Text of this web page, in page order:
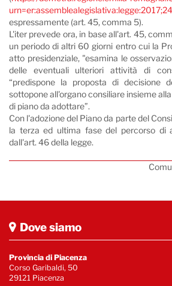
urn=er:assemblealegislativa:legge:2017;24
espressamente (art. 45, comma 5).
L'iter prevede ora, in base all'art. 45,
un periodo di altri 60 giorni entro cui la
atto presidenziale, "esamina le
delle eventuali ulteriori attività di
“predispone la proposta di decisione
sottopone all'organo consiliare insieme
di piano da adottare”.
Con l'adozione del Piano da parte del
la terza ed ultima fase del percorso di
dall'art. 46 della legge.
Dove siamo
Provincia di Piacenza
Corso Garibaldi, 50
29121 Piacenza